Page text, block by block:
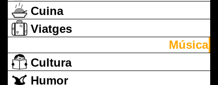
Cuina
Viatges
Música
Cultura
Humor